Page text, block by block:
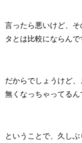
言ったら悪いけど、
タとは比較にならんで
だからでしょうけど
無くなっちゃってるん
ということで、久し